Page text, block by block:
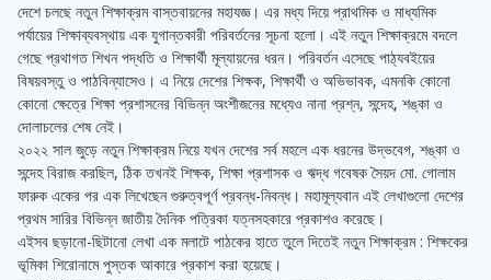
দেশে চলছে নতুন শিক্ষাক্রম বাস্তবায়নের মহাযজ্ঞ। এর মধ্য দিয়ে প্রাথমিক ও মাধ্যমিক
পর্যায়ের শিক্ষাব্যবস্থায় এক যুগান্তকারী পরিবর্তনের সূচনা হলো। এই নতুন শিক্ষাক্রমে বদলে
গেছে প্রথাগত শিখন পদ্ধতি ও শিক্ষার্থী মূল্যায়নের ধরন। পরিবর্তন এসেছে পাঠ্যবইয়ের
বিষয়বস্তু ও পাঠবিন্যাসেও। এ নিয়ে দেশের শিক্ষক, শিক্ষার্থী ও অভিভাবক, এমনকি কোনো
কোনো ক্ষেত্রে শিক্ষা প্রশাসনের বিভিন্ন অংশীজনের মধ্যেও নানা প্রশ্ন, সন্দেহ, শঙ্কা ও
দোলাচলের শেষ নেই।
২০২২ সাল জুড়ে নতুন শিক্ষাক্রম নিয়ে যখন দেশের সর্ব মহলে এক ধরনের উদ্ভবেগ, শঙ্কা ও
সন্দেহ বিরাজ করছিল, ঠিক তখনই শিক্ষক, শিক্ষা প্রশাসক ও ঋদ্ধ গবেষক সৈয়দ মো. গোলাম
ফারুক একের পর এক লিখেছেন গুরুত্বপূর্ণ প্রবন্ধ-নিবন্ধ। মহামূল্যবান এই লেখাগুলো দেশের
প্রথম সারির বিভিন্ন জাতীয় দৈনিক পত্রিকা যত্নসহকারে প্রকাশও করেছে।
এইসব ছড়ানো-ছিটানো লেখা এক মলাটে পাঠকের হাতে তুলে দিতেই নতুন শিক্ষাক্রম : শিক্ষকের
ভূমিকা শিরোনামে পুস্তক আকারে প্রকাশ করা হয়েছে।